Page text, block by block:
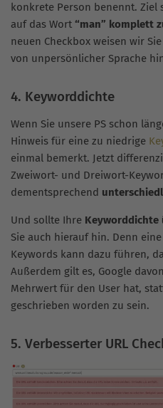
konkrete Person benennt. Ziel
auf das Wort “man” komplett
neuen Checkbox weisen wir
von unpersönlicher Sprache
4. Keyworddichte
Wenn Sie unsere PS schon
Hinweis für eine zu niedrige
einmal bemerkt. Jetzt
Zweiwort- und Dreiwort-
dementsprechend
Und sollte Ihre Keyworddichte
Sie auch hierauf hin. Denn
Keywords kann dazu führen,
Außerdem gilt es, Google
Mehrwert für den User hat,
geschrieben worden zu sein.
5. Verbesserter URL